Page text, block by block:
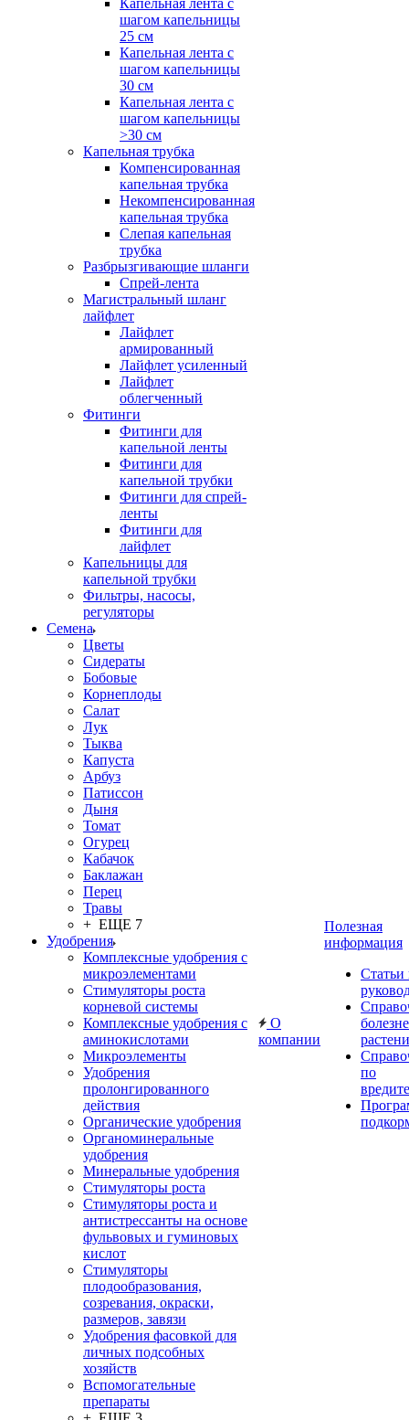
Капельная лента с
шагом капельницы
25 см
Капельная лента с
шагом капельницы
30 см
Капельная лента с
шагом капельницы
>30 см
Капельная трубка
Компенсированная
капельная трубка
Некомпенсированная
капельная трубка
Слепая капельная
трубка
Разбрызгивающие шланги
Спрей-лента
Магистральный шланг
лайфлет
Лайфлет
армированный
Лайфлет усиленный
Лайфлет
облегченный
Фитинги
Фитинги для
капельной ленты
Фитинги для
капельной трубки
Фитинги для спрей-
ленты
Фитинги для
лайфлет
Капельницы для
капельной трубки
Фильтры, насосы,
регуляторы
Семена
Цветы
Сидераты
Бобовые
Корнеплоды
Салат
Лук
Тыква
Капуста
Арбуз
Патиссон
Дыня
Томат
Огурец
Кабачок
Баклажан
Перец
Травы
+ ЕЩЕ 7
Удобрения
Комплексные удобрения с
микроэлементами
Стимуляторы роста
корневой системы
Комплексные удобрения с
аминокислотами
Микроэлементы
Удобрения
пролонгированного
действия
Органические удобрения
Органоминеральные
удобрения
Минеральные удобрения
Стимуляторы роста
Стимуляторы роста и
антистрессанты на основе
фульвовых и гуминовых
кислот
Стимуляторы
плодообразования,
созревания, окраски,
размеров, завязи
Удобрения фасовкой для
личных подсобных
хозяйств
Вспомогательные
препараты
О
компании
Полезная
информация
Статьи
по